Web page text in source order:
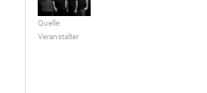
Quelle:
Veranstalter